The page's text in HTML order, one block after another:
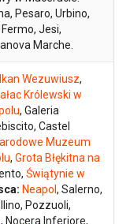
Pesaro, Urbino,
Jesi,
Marche.
Wezuwiusz,
Królewski w
, Galeria
Castel
Muzeum
, Grota Błękitna na
Świątynie w
Neapol , Salerno,
Pozzuoli,
Nocera Inferiore,